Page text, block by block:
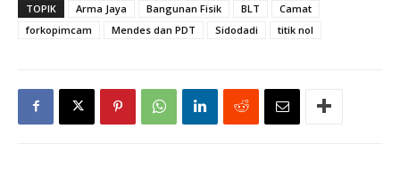
TOPIK Arma Jaya Bangunan Fisik BLT
Camat
forkopimcam
Mendes dan PDT Sidodadi titik nol